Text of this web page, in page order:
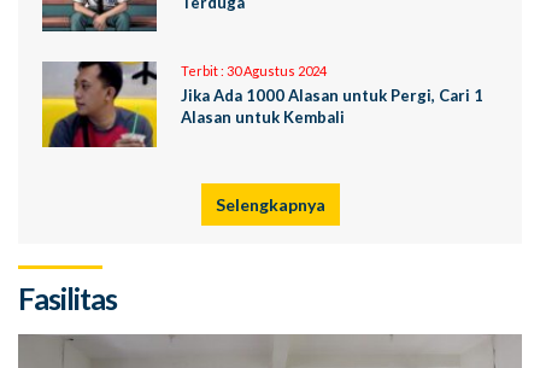
Terbit : 30 Agustus 2024
Jika Ada 1000 Alasan untuk Pergi, Cari 1
Alasan untuk Kembali
Selengkapnya
Fasilitas